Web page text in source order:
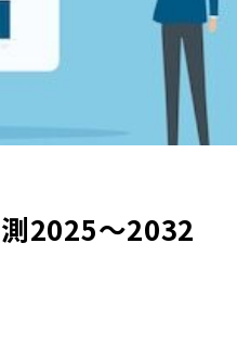
2025～2032